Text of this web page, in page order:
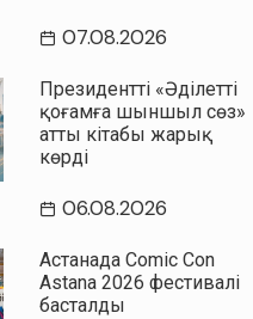
07.08.2026
Президенттің «Әділетті
қоғамға шыншыл сөз»
атты кітабы жарық
көрді
06.08.2026
Астанада Comic Con
Astana 2026 фестивалі
басталды